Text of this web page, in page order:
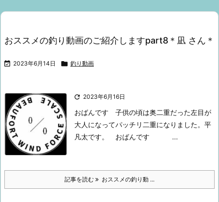
おススメの釣り動画のご紹介しますpart8＊凪 さん＊
 2023年6月14日  釣り動画
 2023年6月16日
おばんです
子供の頃は奥二重だった左目が
大人になってパッチリ二重になりました。 平
凡太です。
おばんです ...
記事を読む おススメの釣り動 ...